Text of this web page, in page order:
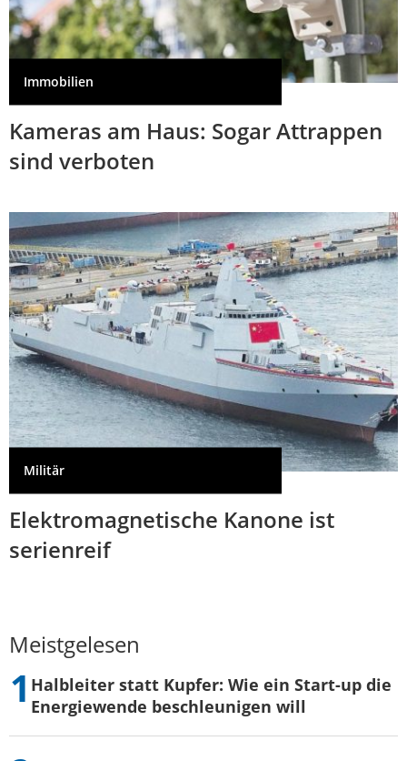
Immobilien
Kameras am Haus: Sogar Attrappen
sind verboten
Militär
Elektromagnetische Kanone ist
serienreif
Meistgelesen
Halbleiter statt Kupfer: Wie ein Start-up die
Energiewende beschleunigen will